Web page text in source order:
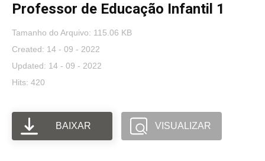
Professor de Educação Infantil 1
Tamanho do Arquivo: 115.06 KB
Created: 14 - 09 - 2022
Updated: 14 - 09 - 2022
Hits: 420
BAIXAR VISUALIZAR